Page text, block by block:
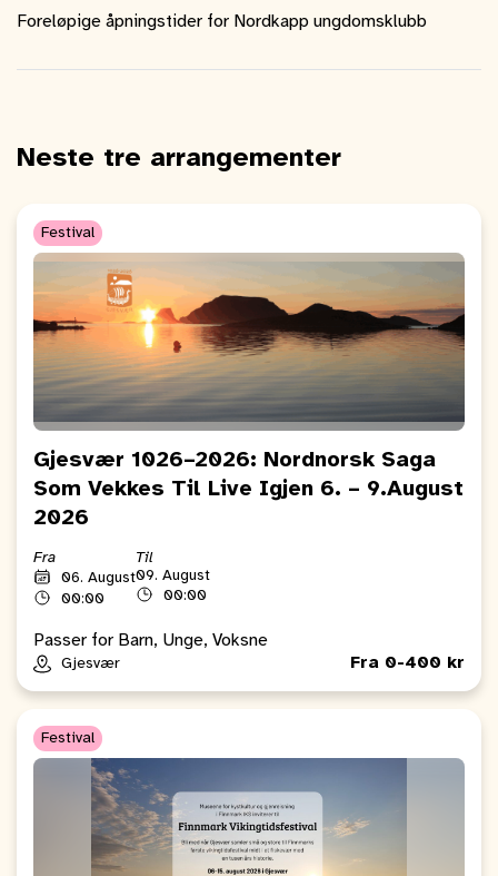
Foreløpige åpningstider for Nordkapp ungdomsklubb
Neste tre arrangementer
Festival
Gjesvær 1026–2026: Nordnorsk Saga
Som Vekkes Til Live Igjen 6. – 9.August
2026
Fra
06. August
00:00
Til
09. August
00:00
Passer for Barn, Unge, Voksne
Gjesvær Fra 0-400 kr
Festival